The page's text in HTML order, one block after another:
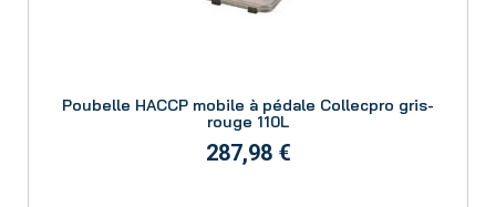
Poubelle HACCP mobile à pédale Collecpro gris-
rouge 110L
287,98 €